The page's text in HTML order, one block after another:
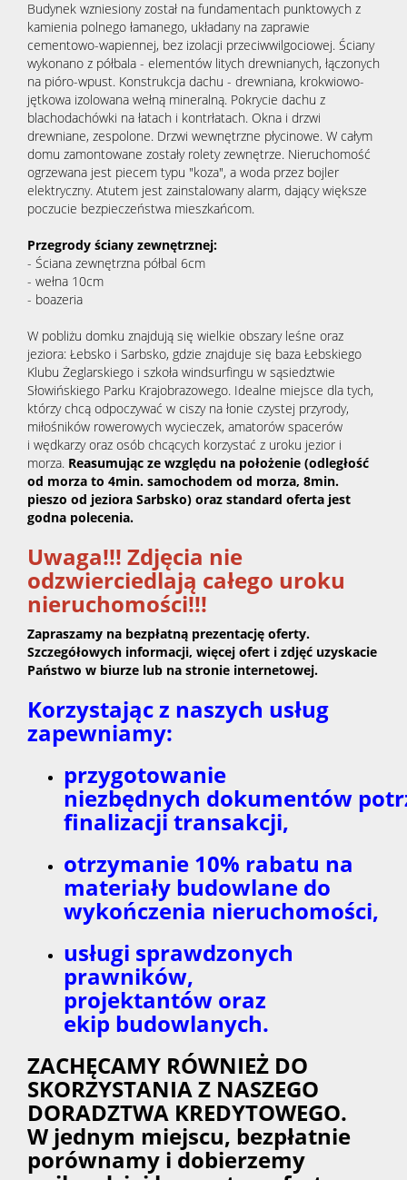
Budynek wzniesiony został na fundamentach punktowych z
kamienia polnego łamanego, układany na zaprawie
cementowo-wapiennej, bez izolacji przeciwwilgociowej. Ściany
wykonano z półbala - elementów litych drewnianych, łączonych
na pióro-wpust. Konstrukcja dachu - drewniana, krokwiowo-
jętkowa izolowana wełną mineralną. Pokrycie dachu z
blachodachówki na łatach i kontrłatach. Okna i drzwi
drewniane, zespolone. Drzwi wewnętrzne płycinowe. W całym
domu zamontowane zostały rolety zewnętrze. Nieruchomość
ogrzewana jest piecem typu "koza", a woda przez bojler
elektryczny. Atutem jest zainstalowany alarm, dający większe
poczucie bezpieczeństwa mieszkańcom.
Przegrody ściany zewnętrznej:
- Ściana zewnętrzna półbal 6cm
- wełna 10cm
- boazeria
W pobliżu domku znajdują się wielkie obszary leśne oraz
jeziora: Łebsko i Sarbsko, gdzie znajduje się baza Łebskiego
Klubu Żeglarskiego i szkoła windsurfingu w sąsiedztwie
Słowińskiego Parku Krajobrazowego. Idealne miejsce dla tych,
którzy chcą odpoczywać w ciszy na łonie czystej przyrody,
miłośników rowerowych wycieczek, amatorów spacerów
i wędkarzy oraz osób chcących korzystać z uroku jezior i
morza. Reasumując ze względu na położenie (odległość
od morza to 4min. samochodem od morza, 8min.
pieszo od jeziora Sarbsko) oraz standard oferta jest
godna polecenia.
Uwaga!!! Zdjęcia nie
odzwierciedlają całego uroku
nieruchomości!!!
Zapraszamy na bezpłatną prezentację oferty.
Szczegółowych informacji, więcej ofert i zdjęć uzyskacie
Państwo w biurze lub na stronie internetowej.
Korzystając z naszych usług
zapewniamy:
przygotowanie
niezbędnych dokumentów
finalizacji transakcji,
otrzymanie 10% rabatu na
materiały budowlane do
wykończenia nieruchomości,
usługi sprawdzonych
prawników,
projektantów oraz
ekip budowlanych.
ZACHĘCAMY RÓWNIEŻ DO
SKORZYSTANIA Z NASZEGO
DORADZTWA KREDYTOWEGO.
W jednym miejscu, bezpłatnie
porównamy i dobierzemy